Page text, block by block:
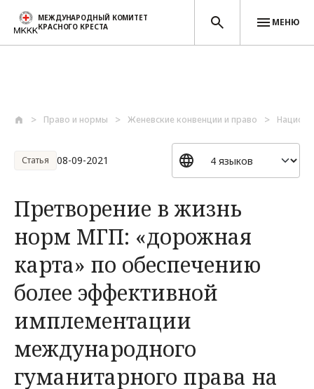
МЕЖДУНАРОДНЫЙ КОМИТЕТ
КРАСНОГО КРЕСТА
МЕНЮ
Право и нормы Женевские конвенции и право
Статья 08-09-2021
Претворение в жизнь
норм МГП: «дорожная
карта» по обеспечению
более эффективной
имплементации
международного
гуманитарного права на